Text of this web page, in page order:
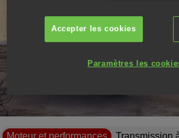
Lire la vidéo
Accepter les cookies
Paramètres les